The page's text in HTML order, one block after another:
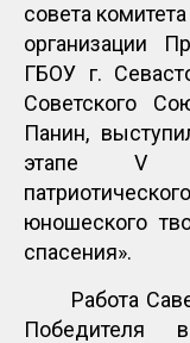
совета
организации
ГБОУ г.
Советского
Панин,
этапе V
юношеского
спасения».
Работа
Победителя